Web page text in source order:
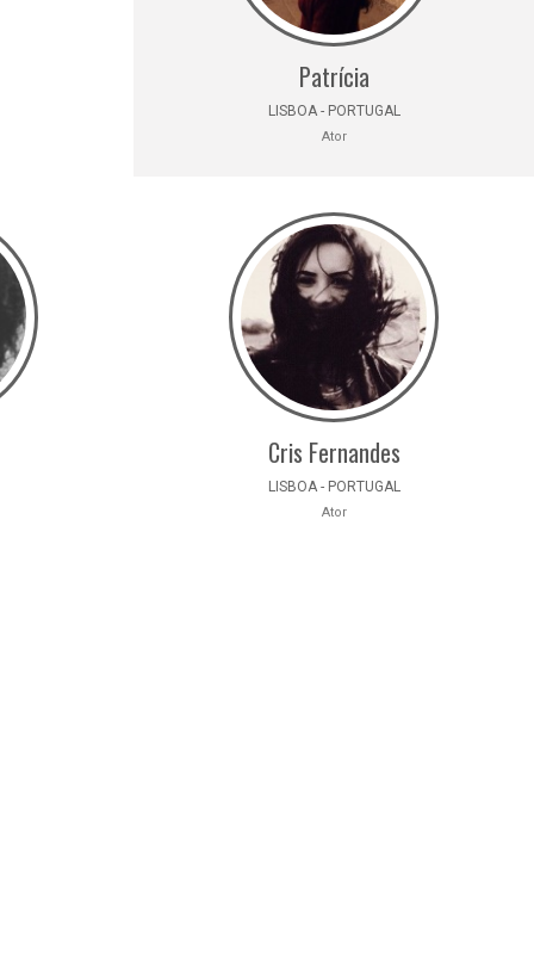
Patrícia
LISBOA - PORTUGAL
Ator
Cris Fernandes
LISBOA - PORTUGAL
Ator